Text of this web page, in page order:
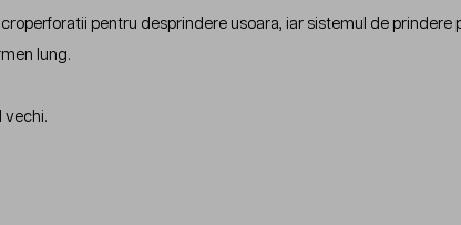
pentru desprindere usoara, iar sistemul de prindere
lung.
vechi.